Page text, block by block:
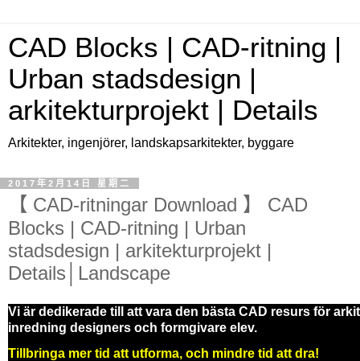
CAD Blocks | CAD-ritning |
Urban stadsdesign |
arkitekturprojekt | Details
Arkitekter, ingenjörer, landskapsarkitekter, byggare
2017年2月14日 星期二
【 CAD-ritningar Download 】 CAD
Blocks | CAD-ritning | Urban
stadsdesign | arkitekturprojekt |
Details│Landscape
Vi är dedikerade till att vara den bästa CAD resurs för
inredning designers och formgivare elev.
Tillbringa mer tid att utforma, och mindre tid att dra!